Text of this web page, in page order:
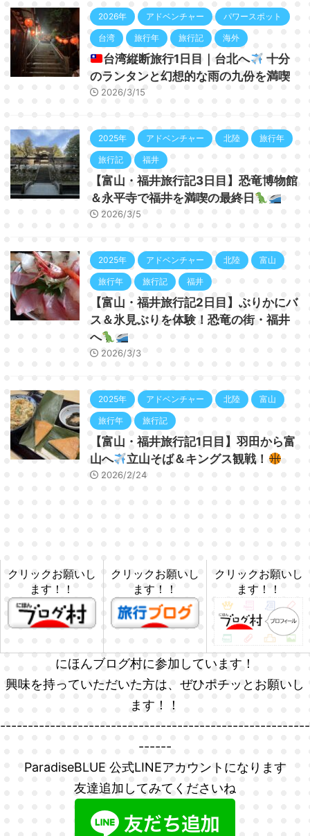
2026年 アドベンチャー パワースポット
台湾 旅行年 旅行記 海外
台湾縦断旅行1日目｜台北へ
十分
のランタンと幻想的な雨の九份を満喫
2026/3/15
2025年 アドベンチャー 北陸 旅行年
旅行記 福井
【富山・福井旅行記3日目】恐竜博物館
＆永平寺で福井を満喫の最終日
2026/3/5
2025年 アドベンチャー 北陸 富山
旅行年 旅行記 福井
【富山・福井旅行記2日目】ぶりかにバ
ス＆氷見ぶりを体験！恐竜の街・福井
へ
2026/3/3
2025年 アドベンチャー 北陸 富山
旅行年 旅行記
【富山・福井旅行記1日目】羽田から富
山へ
立山そば＆キングス観戦！
2026/2/24
クリックお願いし
ます！！
クリックお願いし
ます！！
クリックお願いし
ます！！
にほんブログ村に参加しています！
興味を持っていただいた方は、ぜひポチッとお願いし
ます！！
--------------------------------------------------------
------
ParadiseBLUE 公式LINEアカウントになります
友達追加してみてくださいね